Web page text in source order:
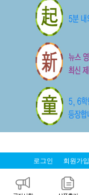
로그인 회원가입